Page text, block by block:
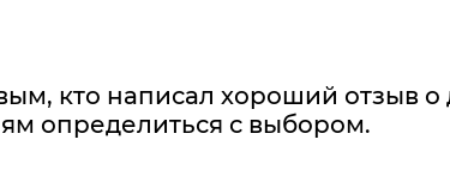
кто написал хороший отзыв
определиться с выбором.